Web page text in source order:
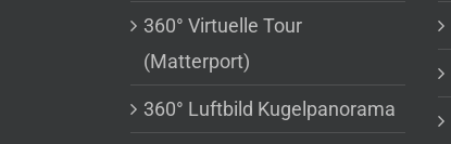
360° Virtuelle Tour
(Matterport)
360° Luftbild Kugelpanorama